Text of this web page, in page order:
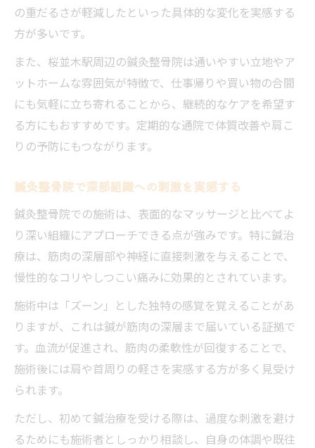
の重だるさが軽減したといった具体的な変化を実感する
方が多いです。
また、桜並木駅周辺の鍼灸整骨院は通いやすい立地やア
ットホームな雰囲気が特徴で、仕事帰りや買い物の合間
にも気軽に立ち寄れることから、継続的なケアを希望す
る方にもおすすめです。定期的な通院で体質改善や肩こ
りの予防にもつながります。
鍼灸整骨院で深部組織への刺激を実感する
鍼灸整骨院での施術は、表面的なマッサージと比べてよ
り深い組織にアプローチできる点が強みです。特に鍼治
療は、筋肉の深層部や神経に直接刺激を与えることで、
慢性的なコリやしつこい痛みに効果的とされています。
施術中は「ズーン」とした独特の感覚を覚えることがあ
りますが、これは鍼が筋肉の深層まで届いている証拠で
す。血流が促進され、筋肉の柔軟性が回復することで、
施術後には肩や首周りの軽さを実感する方が多く見受け
られます。
ただし、初めて鍼治療を受ける際は、過度な刺激を避け
るためにも施術者としっかり相談し、自身の体調や既往